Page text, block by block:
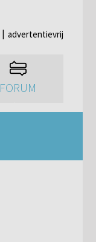
advertentievrij
FORUM